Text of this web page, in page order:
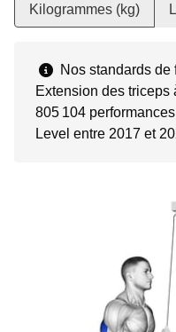
Kilogrammes (kg)
Nos standards
Extension des triceps
805 104
Level entre 2017 et